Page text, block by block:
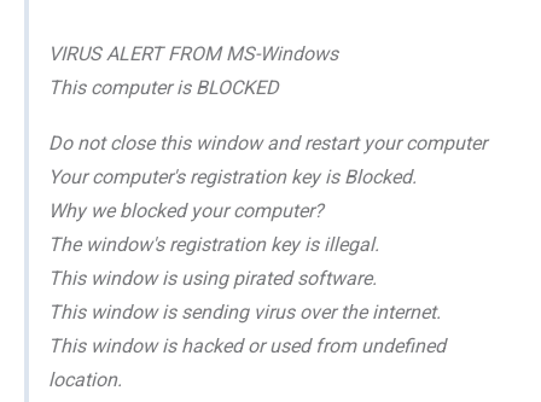
VIRUS ALERT FROM MS-Windows
This computer is BLOCKED
Do not close this window and restart your computer
Your computer's registration key is Blocked.
Why we blocked your computer?
The window's registration key is illegal.
This window is using pirated software.
This window is sending virus over the internet.
This window is hacked or used from undefined
location.